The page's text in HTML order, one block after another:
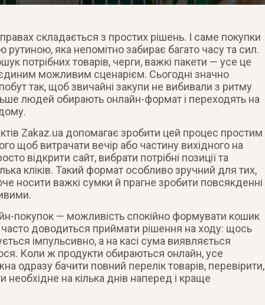
складається з простих рішень. І саме покупки
рутиною, яка непомітно забирає багато часу та сил.
потрібних товарів, черги, важкі пакети — усе це
можливим сценарієм. Сьогодні значно
так, щоб звичайні закупи не вибивали з ритму
людей обирають онлайн-формат і переходять на
Zakaz.ua допомагає зробити цей процес простим
щоб витрачати вечір або частину вихідного на
відкрити сайт, вибрати потрібні позиції та
кліків. Такий формат особливо зручний для тих,
носити важкі сумки й прагне зробити повсякденні
покупок — можливість спокійно формувати кошик
часто доводиться приймати рішення на ходу: щось
імпульсивно, а на касі сума виявляється
Коли ж продукти обираються онлайн, усе
одразу бачити повний перелік товарів, перевірити,
на кілька днів наперед і краще